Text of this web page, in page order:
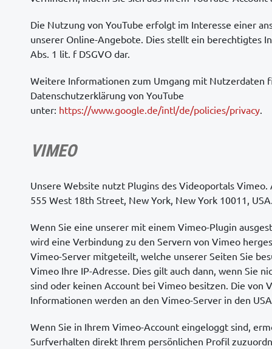
Die Nutzung von YouTube erfolgt im Interesse einer
unserer Online-Angebote. Dies stellt ein berechtigtes
Abs. 1 lit. f DSGVO dar.
Weitere Informationen zum Umgang mit Nutzerdaten
Datenschutzerklärung von YouTube
unter: https://www.google.de/intl/de/policies/privacy.
VIMEO
Unsere Website nutzt Plugins des Videoportals
555 West 18th Street, New York, New York 10011,
Wenn Sie eine unserer mit einem Vimeo-Plugin
wird eine Verbindung zu den Servern von Vimeo
Vimeo-Server mitgeteilt, welche unserer Seiten Sie
Vimeo Ihre IP-Adresse. Dies gilt auch dann, wenn Sie
sind oder keinen Account bei Vimeo besitzen. Die von
Informationen werden an den Vimeo-Server in den
Wenn Sie in Ihrem Vimeo-Account eingeloggt sind,
Surfverhalten direkt Ihrem persönlichen Profil